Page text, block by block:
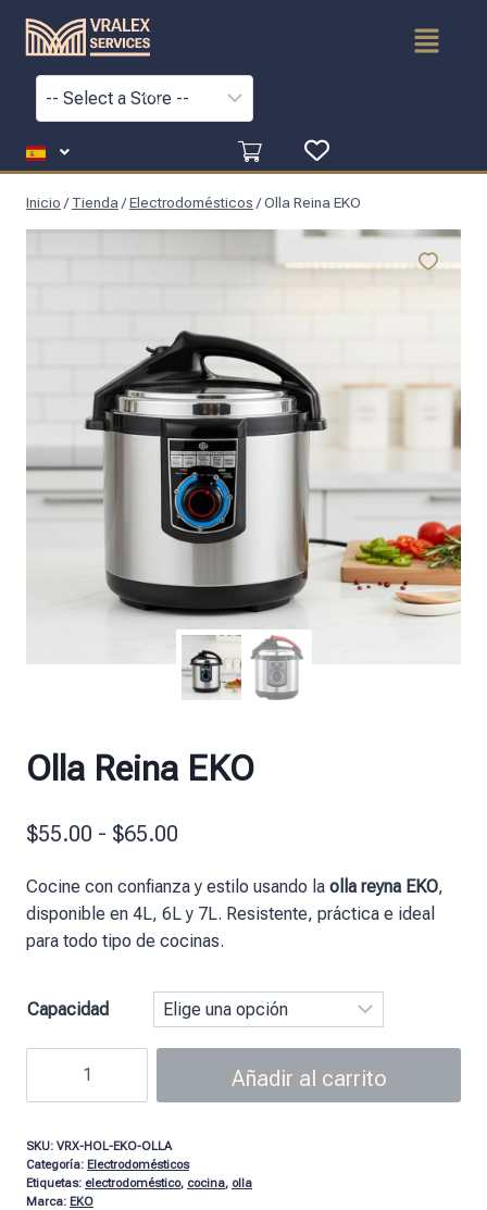
Inicio / Tienda/Electrodomésticos /Olla Reina EKO
Olla Reina EKO
$55.00 - $65.00
Cocine con confianza y estilo usando la olla reyna EKO,
disponible en 4L, 6L y 7L. Resistente, práctica e ideal
para todo tipo de cocinas.
Capacidad
Añadir al carrito
SKU: VRX-HOL-EKO-OLLA
Categoría: Electrodomésticos
Etiquetas: electrodoméstico, cocina, olla
Marca: EKO